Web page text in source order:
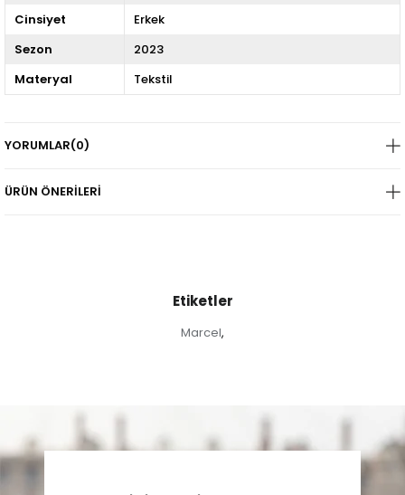
Cinsiyet
Erkek
Sezon
2023
Materyal
Tekstil
YORUMLAR(0)
ÜRÜN ÖNERILERI
Etiketler
Marcel,